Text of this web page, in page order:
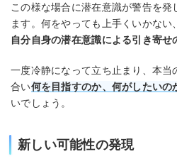
この様な場合に潜在意識が警告を
ます。何をやっても上手くいかな
自分自身の潜在意識による引き寄せ
一度冷静になって立ち止まり、本当
合い何を目指すのか、何がしたいの
いでしょう。
新しい可能性の発現